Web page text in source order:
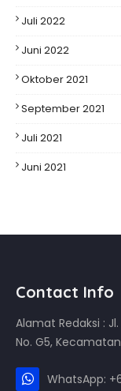
Juli 2022
Juni 2022
Oktober 2021
September 2021
Juli 2021
Juni 2021
Contact Info
Alamat Redaksi :
No. G5,
WhatsApp: